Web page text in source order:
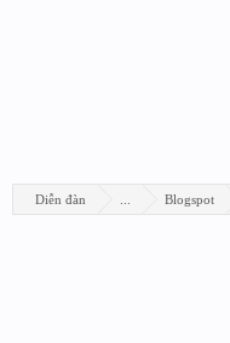
Diễn đàn Blogspot